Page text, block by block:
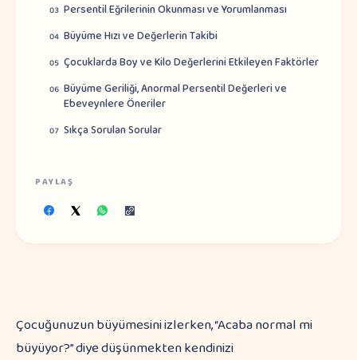
03 Persentil Eğrilerinin Okunması ve Yorumlanması
04 Büyüme Hızı ve Değerlerin Takibi
05 Çocuklarda Boy ve Kilo Değerlerini Etkileyen Faktörler
06 Büyüme Geriliği, Anormal Persentil Değerleri ve
Ebeveynlere Öneriler
07 Sıkça Sorulan Sorular
PAYLAŞ
Çocuğunuzun büyümesini izlerken, “Acaba normal mi
büyüyor?” diye düşünmekten kendinizi